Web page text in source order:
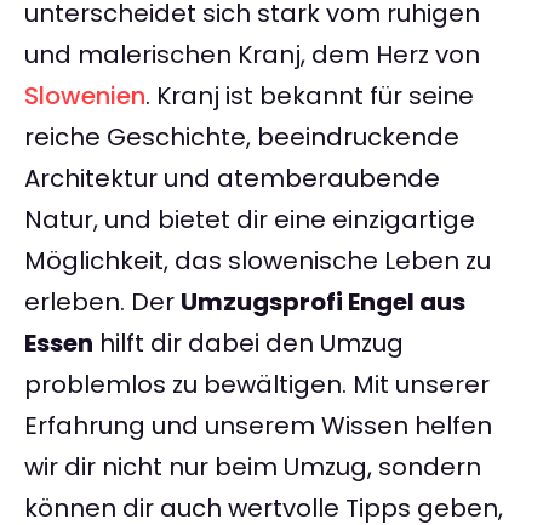
unterscheidet sich stark vom ruhigen
und malerischen Kranj, dem Herz von
Slowenien. Kranj ist bekannt für seine
reiche Geschichte, beeindruckende
Architektur und atemberaubende
Natur, und bietet dir eine einzigartige
Möglichkeit, das slowenische Leben zu
erleben. Der Umzugsprofi Engel aus
Essen hilft dir dabei den Umzug
problemlos zu bewältigen. Mit unserer
Erfahrung und unserem Wissen helfen
wir dir nicht nur beim Umzug, sondern
können dir auch wertvolle Tipps geben,